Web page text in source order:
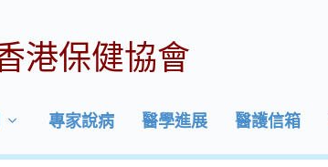
港保健協會
專家說病 醫學進展 醫護信箱